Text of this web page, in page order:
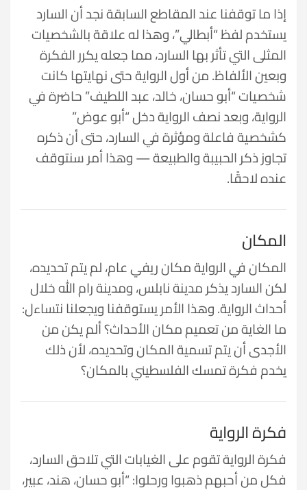
إذا ما توقفنا عند المقاطع السابقة نجد أن السارد
يستخدم لفظ “أبطالي”، وهذا له علاقة بالشخصيات
المثلى التي تأثر بها السارد، مما جعله يكرر الفكرة
وبعين الألفاظ. من أول الرواية حتى نهايتها كانت
شخصيات “أبو حسان، خالد، عبد اللطيف” حاضرة في
الرواية، وبعد نصف الرواية دخل “أبو عوض”
كشخصية فاعلة ومؤثرة في السارد، حتى أن ذكره
تجاوز ذكر الحبيبة والطبيعة — وهذا أمر سنتوقف
عنده لاحقًا.
المكان
المكان في الرواية مكان ريفي عام، لم يتم تحديده،
لكن السارد يذكر مدينة نابلس، ومدينة رام الله خلال
أحداث الرواية. وهذا الأمر يستوقفنا ويجعلنا نتساءل:
ما الغاية من تعميم مكان الأحداث؟ ألم يكن من
الأجدى أن يتم تسمية المكان وتحديده، لأن ذلك
يخدم فكرة تمسك الفلسطيني بالمكان؟
فكرة الرواية
فكرة الرواية تقوم على الغيابات التي تلاحق السارد،
فكل من أحبهم ذهبوا ورحلوا: “أبو حسان، هند، عبير،